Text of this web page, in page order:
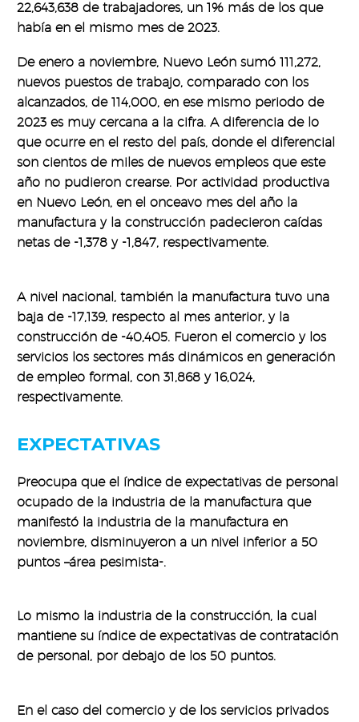
22,643,638 de trabajadores, un 1% más de los que
había en el mismo mes de 2023.
De enero a noviembre, Nuevo León sumó 111,272,
nuevos puestos de trabajo, comparado con los
alcanzados, de 114,000, en ese mismo periodo de
2023 es muy cercana a la cifra. A diferencia de lo
que ocurre en el resto del país, donde el diferencial
son cientos de miles de nuevos empleos que este
año no pudieron crearse. Por actividad productiva
en Nuevo León, en el onceavo mes del año la
manufactura y la construcción padecieron caídas
netas de -1,378 y -1,847, respectivamente.
A nivel nacional, también la manufactura tuvo una
baja de -17,139, respecto al mes anterior, y la
construcción de -40,405. Fueron el comercio y los
servicios los sectores más dinámicos en generación
de empleo formal, con 31,868 y 16,024,
respectivamente.
EXPECTATIVAS
Preocupa que el índice de expectativas de personal
ocupado de la industria de la manufactura que
manifestó la industria de la manufactura en
noviembre, disminuyeron a un nivel inferior a 50
puntos –área pesimista-.
Lo mismo la industria de la construcción, la cual
mantiene su índice de expectativas de contratación
de personal, por debajo de los 50 puntos.
En el caso del comercio y de los servicios privados